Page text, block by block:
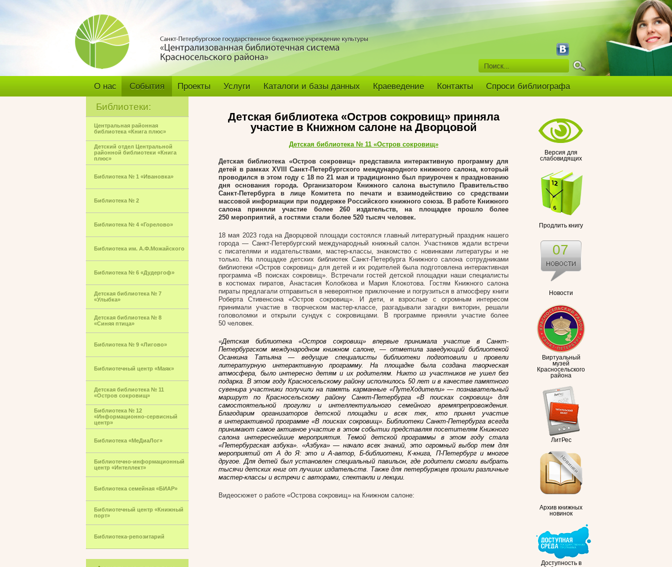
О нас События Проекты Услуги Каталоги и базы данных Краеведение Контакты Спроси библиографа
Библиотеки:
Центральная районная
библиотека «Книга плюс»
Детский отдел Центральной
районной библиотеки «Книга
плюс»
Библиотека № 1 «Ивановка»
Библиотека № 2
Библиотека № 4 «Горелово»
Библиотека им. А.Ф.Можайского
Библиотека № 6 «Дудергоф»
Детская библиотека № 7
«Улыбка»
Детская библиотека № 8
«Синяя птица»
Библиотека № 9 «Лигово»
Библиотечный центр «Маяк»
Детская библиотека № 11
«Остров сокровищ»
Библиотека № 12
«Информационно-сервисный
центр»
Библиотека «МеДиаЛог»
Библиотечно-информационный
центр «Интеллект»
Библиотека семейная «БИАР»
Библиотечный центр «Книжный
порт»
Библиотека-репозитарий
Версия для
слабовидящих
Продлить книгу
Новости
07
Виртуальный
музей
Красносельского
района
ЛитРес
Архив книжных
новинок
Доступность в
Детская библиотека «Остров сокровищ» приняла
участие в Книжном салоне на Дворцовой
Детская библиотека № 11 «Остров сокровищ»
Детская библиотека «Остров сокровищ» представила интерактивную программу для
детей в рамках XVIII Санкт-Петербургского международного книжного салона, который
проводился в этом году с 18 по 21 мая и традиционно был приурочен к празднованию
дня основания города. Организатором Книжного салона выступило Правительство
Санкт-Петербурга в лице Комитета по печати и взаимодействию со средствами
массовой информации при поддержке Российского книжного союза. В работе Книжного
салона приняли участие более 260 издательств, на площадке прошло более
250 мероприятий, а гостями стали более 520 тысяч человек.
18 мая 2023 года на Дворцовой площади состоялся главный литературный праздник нашего
города — Санкт-Петербургский международный книжный салон. Участников ждали встречи
с писателями и издательствами, мастер-классы, знакомство с новинками литературы и не
только. На площадке детских библиотек Санкт-Петербурга Книжного салона сотрудниками
библиотеки «Остров сокровищ» для детей и их родителей была подготовлена интерактивная
программа «В поисках сокровищ». Встречали гостей детской площадки наши специалисты
в костюмах пиратов, Анастасия Колобкова и Мария Клокотова. Гостям Книжного салона
пираты предлагали отправиться в невероятное приключение и погрузиться в атмосферу книги
Роберта Стивенсона «Остров сокровищ». И дети, и взрослые с огромным интересом
принимали участие в творческом мастер-классе, разгадывали загадки викторин, решали
головоломки и открыли сундук с сокровищами. В программе приняли участие более
50 человек.
«Детская библиотека «Остров сокровищ» впервые принимала участие в Санкт-
Петербургском международном книжном салоне, — отметила заведующий библиотекой
Осанкина Татьяна — ведущие специалисты библиотеки подготовили и провели
литературную интерактивную программу. На площадке была создана творческая
атмосфера, было интересно детям и их родителям. Никто из участников не ушел без
подарка. В этом году Красносельскому району исполнилось 50 лет и в качестве памятного
сувенира участники получили на память карманные «ПутеХодители» — познавательный
маршрут по Красносельскому району Санкт-Петербурга «В поисках сокровищ» для
самостоятельной прогулки и интеллектуального семейного времяпрепровождения.
Благодарим организаторов детской площадки и всех тех, кто принял участие
в интерактивной программе «В поисках сокровищ». Библиотеки Санкт-Петербурга всегда
принимают самое активное участие в этом событии представляя посетителям Книжного
салoнa интереснейшие мероприятия. Темой детской программы в этом году стала
«Петербургская азбука». «Азбука» — начало всех знаний, это огромный выбор тем для
мероприятий от А до Я: это и А-автор, Б-библиотеки, К-книга, П-Петербург и многое
другое. Для детей был установлен специальный павильон, где родители смогли выбрать
тысячи детских книг от лучших издательств. Также для петербуржцев прошли различные
мастер-классы и встречи с авторами, спектакли и лекции.
Видеосюжет о работе «Острова сокровищ» на Книжном салоне: